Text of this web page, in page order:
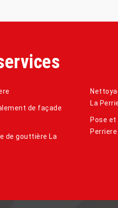
de façade
de gouttière La
La
Pose et
Perriere